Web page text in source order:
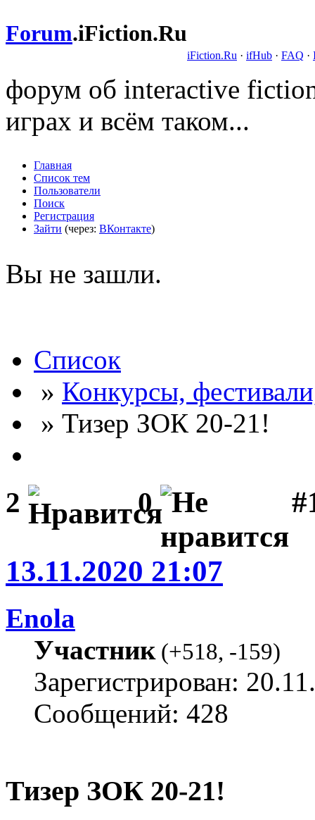
Forum.iFiction.Ru
iFiction.Ru · ifHub · FAQ ·
форум об interactive
играх и всём таком...
Главная
Список тем
Пользователи
Поиск
Регистрация
Зайти (через: ВКонтакте)
Вы не зашли.
Список
» Конкурсы,
» Тизер ЗОК 20-21!
2 0
13.11.2020 21:07
Enola
Участник(+518, -159)
Зарегистрирован:
Сообщений: 428
Тизер ЗОК 20-21!